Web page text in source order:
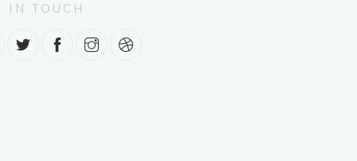
IN TOUCH